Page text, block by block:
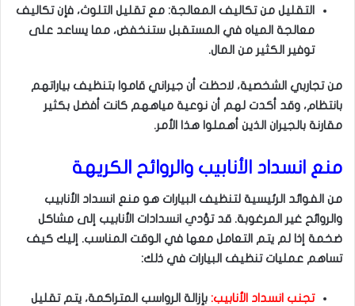
التقليل من تكاليف المعالجة: مع تقليل التلوث، فإن تكاليف
معالجة المياه في المستقبل ستنخفض، مما يساعد على
توفير الكثير من المال.
من تجاربي الشخصية، لاحظت أن جيراني قاموا بتنظيف بياراتهم
بانتظام، وقد أكدت لهم أن نوعية مياههم كانت أفضل بكثير
مقارنة بالجيران الذين أهملوا هذا الأمر.
منع انسداد الأنابيب والروائح الكريهة
من الفوائد الرئيسية لتنظيف البيارات هو منع انسداد الأنابيب
والروائح غير المرغوبة. قد تؤدي انسدادات الأنابيب إلى مشاكل
ضخمة إذا لم يتم التعامل معها في الوقت المناسب. إليك كيف
تساهم عمليات تنظيف البيارات في ذلك:
تجنب انسداد الأنابيب: بإزالة الرواسب المتراكمة، يتم تقليل